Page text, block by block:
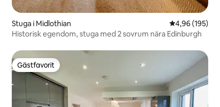
Stuga i Midlothian 4,96 av 5 i
4,96 (195)
Historisk egendom, stuga med 2 sovrum nära Edinburgh
Gästfavorit
Gästfavorit